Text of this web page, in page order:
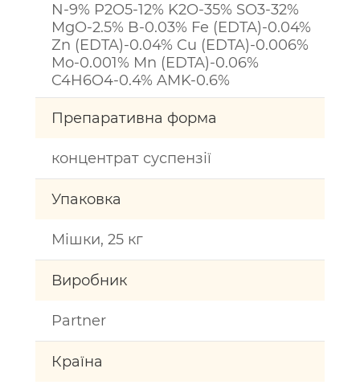
N-9% P2O5-12% K2O-35% SO3-32%
MgO-2.5% B-0.03% Fe (EDTA)-0.04%
Zn (EDTA)-0.04% Cu (EDTA)-0.006%
Mo-0.001% Mn (EDTA)-0.06%
C4H6O4-0.4% AMK-0.6%
Препаративна форма
концентрат суспензії
Упаковка
Мішки, 25 кг
Виробник
Partner
Країна